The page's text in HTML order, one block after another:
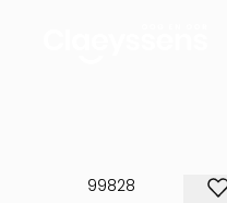
99828